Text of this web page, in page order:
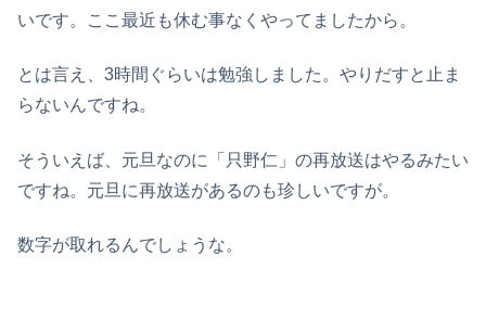
いです。ここ最近も休む事なくやってましたから。
とは言え、3時間ぐらいは勉強しました。やりだすと止ま
らないんですね。
そういえば、元旦なのに「只野仁」の再放送はやるみたい
ですね。元旦に再放送があるのも珍しいですが。
数字が取れるんでしょうな。